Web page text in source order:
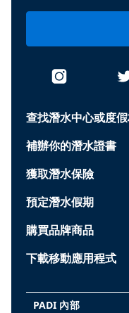
查找潛水中心或度
補辦你的潛水證書
獲取潛水保險
預定潛水假期
購買品牌商品
下載移動應用程式
PADI 內部